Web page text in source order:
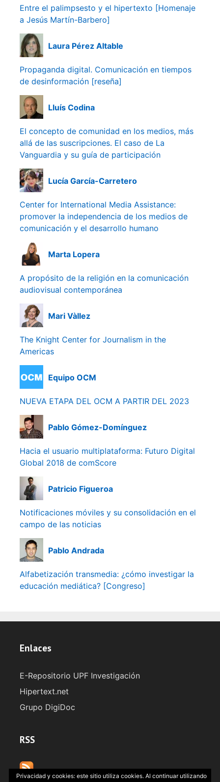
Entre el palimpsesto y el hipertexto [Homenaje
a Jesús Martín-Barbero]
Laura Pérez Altable
Propaganda digital. Comunicación en tiempos
de desinformación [reseña]
Lluís Codina
El concepto de comunidad en los medios, más
allá de las suscripciones. El caso de La
Vanguardia y su guía de participación
Lucía García-Carretero
Center for International Media Assistance:
promover la independencia de los medios de
comunicación y el desarrollo humano
Marta Lopera
A propósito de la religión en la comunicación
audiovisual contemporánea
Mari Vàllez
The Knight Center for Journalism in the
Americas
Equipo OCM
NUEVA ETAPA DEL OCM A PARTIR DEL 2023
Pablo Gómez-Domínguez
Hacia el usuario multiplataforma: Futuro Digital
Global 2018 de comScore
Patricio Figueroa
Notificaciones móviles y su consolidación en el
campo de las noticias
Pablo Andrada
Alfabetización transmedia: ¿cómo investigar la
educación mediática? [Congreso]
Enlaces
E-Repositorio UPF Investigación
Hipertext.net
Grupo DigiDoc
RSS
Privacidad y cookies: este sitio utiliza cookies. Al continuar utilizando